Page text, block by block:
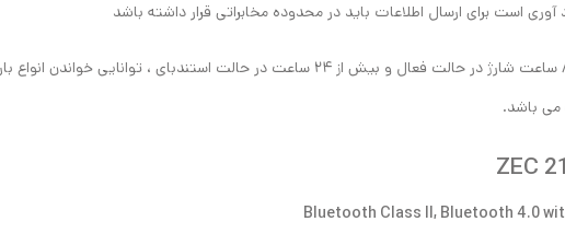
آوری است برای ارسال اطلاعات باید در محدوده مخابراتی قرار داشته باشد
این دستگاه با دارابودن باطری لیتیومی و امکان نگهداری ۵ تا ۸ ساعت شارژ در حالت فعال و بیش از ۲۴
Bluetooth Class II, Bluetooth 4.0